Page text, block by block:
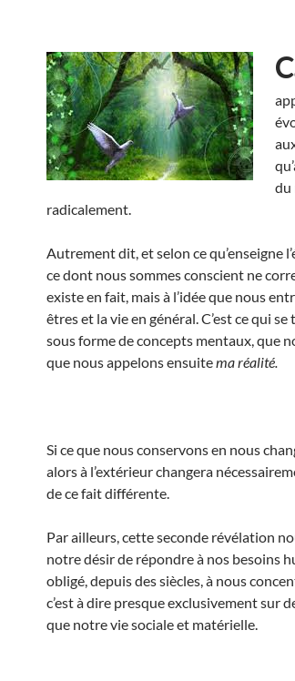
C
du
radicalement.
Autrement dit, et selon ce qu’enseigne
ce dont nous sommes conscient ne
existe en fait, mais à l’idée que nous
êtres et la vie en général. C’est ce qui
sous forme de concepts mentaux, que
que nous appelons ensuitema réalité.
Si ce que nous conservons en nous
alors à l’extérieur changera
de ce fait différente.
Par ailleurs, cette seconde révélation
notre désir de répondre à nos besoins
obligé, depuis des siècles, à nous
c’est à dire presque exclusivement sur
que notre vie sociale et matérielle.